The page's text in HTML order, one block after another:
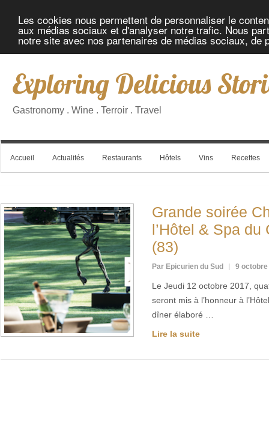
Les cookies nous permettent de personnaliser le
aux médias sociaux et d'analyser notre trafic. Nous
notre site avec nos partenaires de médias sociaux, de
Exploring Delicious
Gastronomy . Wine . Terroir . Travel
Accueil Actualités Restaurants Hôtels Vins Recettes
Grande soirée
l’Hôtel & Spa
(83)
Par Epicurien du Sud 9 octobre
Le Jeudi 12 octobre 2017,
seront mis à l’honneur à
dîner élaboré …
Lire la suite